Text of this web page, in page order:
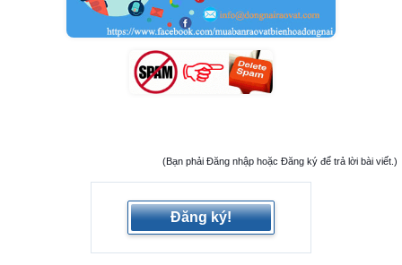
(Bạn phải Đăng nhập hoặc Đăng ký để trả lời bài viết.)
Đăng ký!